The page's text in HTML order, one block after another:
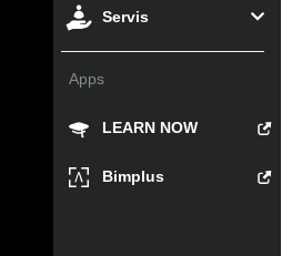
Servis
Apps
LEARN NOW
Bimplus